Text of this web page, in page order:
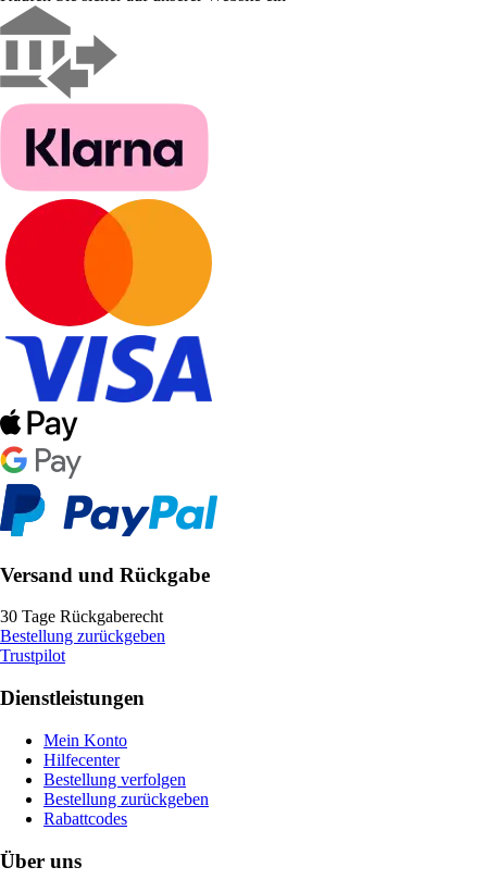
Versand und Rückgabe
30 Tage Rückgaberecht
Bestellung zurückgeben
Trustpilot
Dienstleistungen
Mein Konto
Hilfecenter
Bestellung verfolgen
Bestellung zurückgeben
Rabattcodes
Über uns